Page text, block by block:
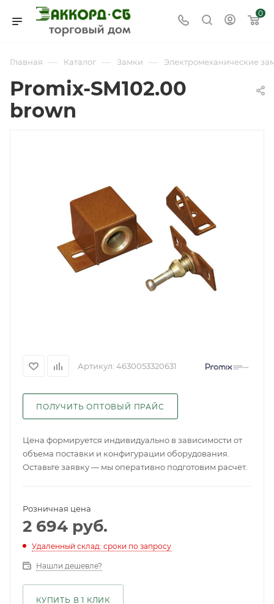
0
Главная — Каталог — Замки — Электромеханические
Promix-SM102.00
brown
Артикул: 4630053320631
ПОЛУЧИТЬ ОПТОВЫЙ ПРАЙС
Цена формируется индивидуально в зависимости от
объема поставки и конфигурации оборудования.
Оставьте заявку — мы оперативно подготовим расчет.
Розничная цена
2 694 руб.
Удаленный склад: сроки по запросу
Нашли дешевле?
КУПИТЬ В 1 КЛИК